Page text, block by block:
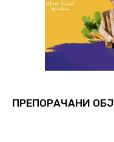
ПРЕПОРАЧАНИ